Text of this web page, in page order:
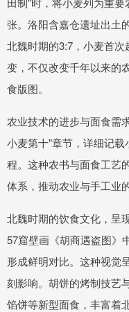
张。洛阳含嘉仓遗址出土
北魏时期的3:7，小麦首
变，不仅改变千年以来的
食版图。
农业技术的进步与面食需
小麦第十"章节，详细记
程。这种农书与面食工艺
体系，推动农业与手工业
北魏时期的饮食文化，呈
57窟壁画《胡商遇盗图》
形成鲜明对比。这种视觉
刻影响。胡饼的烤制技艺
馅饼等新型面食，丰富着